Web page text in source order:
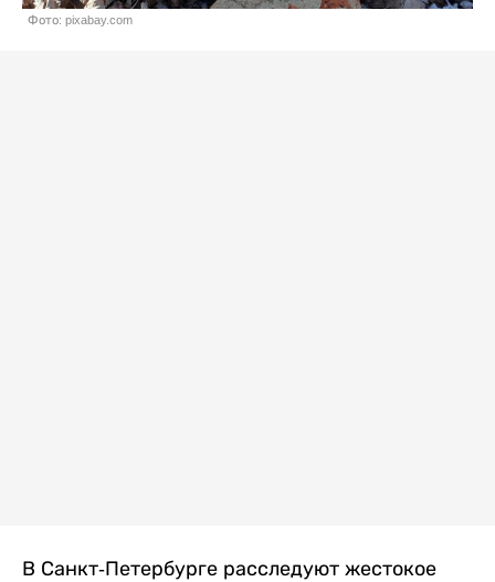
Фото: pixabay.com
В Санкт-Петербурге расследуют жестокое